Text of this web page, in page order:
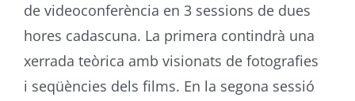
de videoconferència en 3 sessions de dues
hores cadascuna. La primera contindrà una
xerrada teòrica amb visionats de fotografies
i seqüències dels films. En la segona sessió